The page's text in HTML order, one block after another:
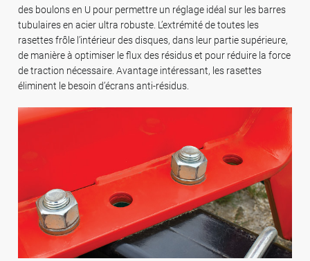
des boulons en U pour permettre un réglage idéal sur les barres
tubulaires en acier ultra robuste. L’extrémité de toutes les
rasettes frôle l’intérieur des disques, dans leur partie supérieure,
de manière à optimiser le flux des résidus et pour réduire la force
de traction nécessaire. Avantage intéressant, les rasettes
éliminent le besoin d’écrans anti-résidus.